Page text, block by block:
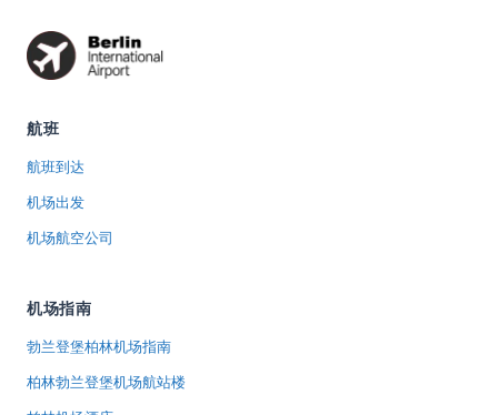
航班
航班到达
机场出发
机场航空公司
机场指南
勃兰登堡柏林机场指南
柏林勃兰登堡机场航站楼